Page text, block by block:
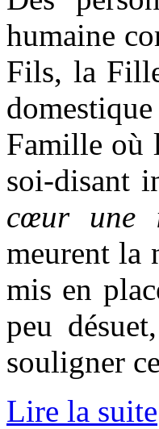
humaine
Fils, la
Famille où
soi-disant
cœur une
meurent la
mis en
peu
souligner
Lire la suite